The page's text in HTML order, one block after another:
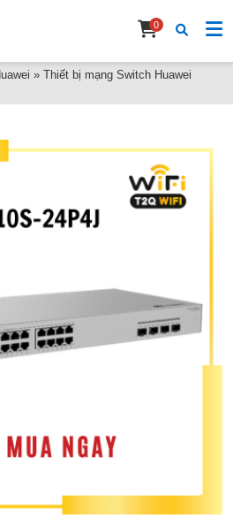
0
» Thiết bị mạng Switch Huawei